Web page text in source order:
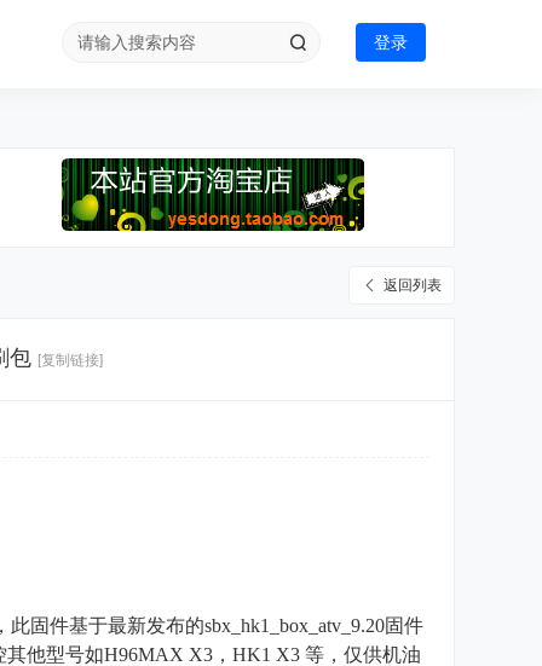
登录
返回列表
包 [复制链接]
固件基于最新发布的sbx_hk1_box_atv_9.20固件
他型号如H96MAX X3，HK1 X3 等，仅供机油